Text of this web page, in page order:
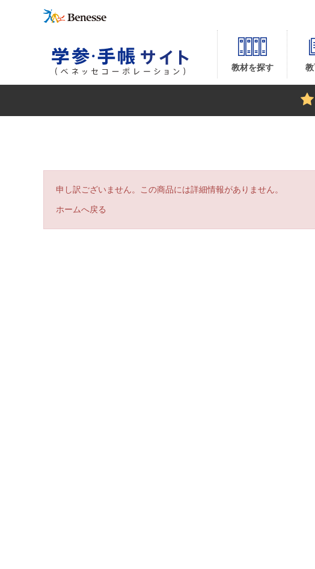
教材を探す
申し訳ございません。この商品には詳細情報がありません。
ホームへ戻る